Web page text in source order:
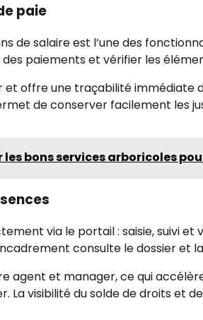
paie
de salaire est l’une des
paiements et vérifier les
et offre une traçabilité immédiate
de conserver facilement les
bons services arboricoles
via le portail : saisie, suivi
consulte le dossier et
agent et manager, ce qui
La visibilité du solde de droits et